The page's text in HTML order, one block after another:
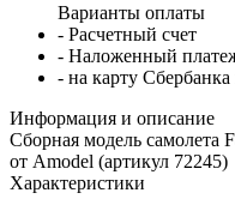
Варианты оплаты
- Расчетный счет
- Наложенный
- на карту
Информация и описание
Сборная модель самолета
от Amodel (артикул 72245)
Характеристики